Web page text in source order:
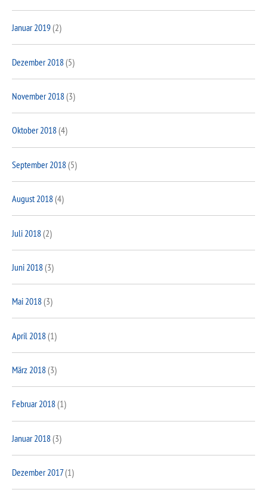
Januar 2019(2)
Dezember 2018(5)
November 2018(3)
Oktober 2018(4)
September 2018(5)
August 2018(4)
Juli 2018(2)
Juni 2018(3)
Mai 2018(3)
April 2018(1)
März 2018(3)
Februar 2018(1)
Januar 2018(3)
Dezember 2017(1)